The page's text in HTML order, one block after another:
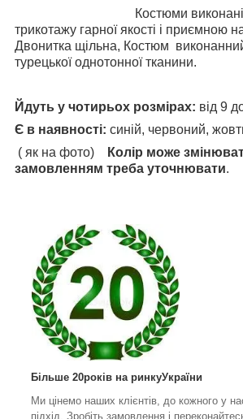
Костюми виконані з
трикотажу гарної якості і приємною
Двонитка щільна, Костюм виконанний
турецької однотонної тканини.
Йдуть у чотирьох розмірах: від 9
Є в наявності: синій, червоний,
( як на фото)
Колір може
замовленням треба уточнювати.
Більше 20років на ринкуУкраїни
Ми цінемо наших клієнтів, до кожного у
підхід. Зробіть замовлення і